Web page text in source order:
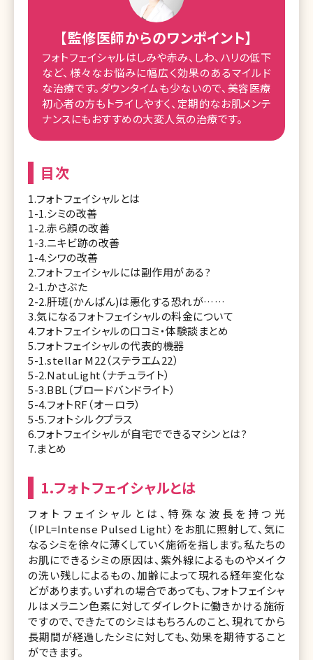
【監修医師からのワンポイント】
フォトフェイシャルはしみや赤み、しわ、ハリの低下
など、様々なお悩みに幅広く効果のあるマイルド
な治療です。ダウンタイムも少ないので、美容医療
初心者の方もトライしやすく、定期的なお肌メンテ
ナンスにもおすすめの大変人気の治療です。
目次
1.フォトフェイシャルとは
1-1.シミの改善
1-2.赤ら顔の改善
1-3.ニキビ跡の改善
1-4.シワの改善
2.フォトフェイシャルには副作用がある?
2-1.かさぶた
2-2.肝斑(かんぱん)は悪化する恐れが……
3.気になるフォトフェイシャルの料金について
4.フォトフェイシャルの口コミ・体験談まとめ
5.フォトフェイシャルの代表的機器
5-1.stellar M22（ステラエム22）
5-2.NatuLight（ナチュライト）
5-3.BBL（ブロードバンドライト）
5-4.フォトRF（オーロラ）
5-5.フォトシルクプラス
6.フォトフェイシャルが自宅でできるマシンとは?
7.まとめ
1.フォトフェイシャルとは
フォトフェイシャルとは、特殊な波長を持つ光
（IPL=Intense Pulsed Light）をお肌に照射して、気に
なるシミを徐々に薄くしていく施術を指します。私たちの
お肌にできるシミの原因は、紫外線によるものやメイク
の洗い残しによるもの、加齢によって現れる経年変化な
どがあります。いずれの場合であっても、フォトフェイシャ
ルはメラニン色素に対してダイレクトに働きかける施術
ですので、できたてのシミはもちろんのこと、現れてから
長期間が経過したシミに対しても、効果を期待すること
ができます。